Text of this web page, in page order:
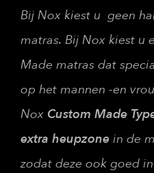
Bij Nox kiest u geen
matras. Bij Nox kiest u
Made matras dat
op het mannen -en
Nox Custom Made
extra heupzone in de
zodat deze ook goed